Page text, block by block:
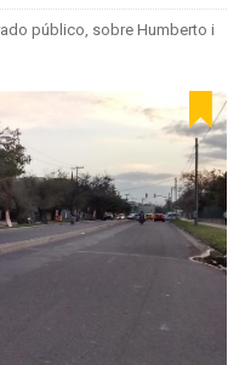
público, sobre Humberto i